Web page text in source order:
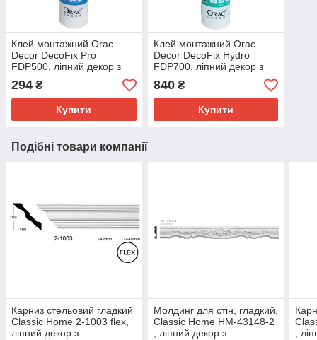
Клей монтажний Orac
Decor DecoFix Pro
FDP500, ліпний декор з
поліуретану
294 ₴
Купити
Клей монтажний Orac
Decor DecoFix Hydro
FDP700, ліпний декор з
поліуретану
840₴
Купити
Подібні товари компанії
Карниз стельовий гладкий
Classic Home 2-1003 flex,
ліпний декор з
Молдинг для стін, гладкий,
Classic Home HM-43148-2
, ліпний декор з
,